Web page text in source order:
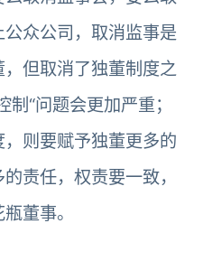
众公司，取消监事是
但取消了独董制度之
“问题会更加严重；
则要赋予独董更多的
责任，权责要一致，
董事。